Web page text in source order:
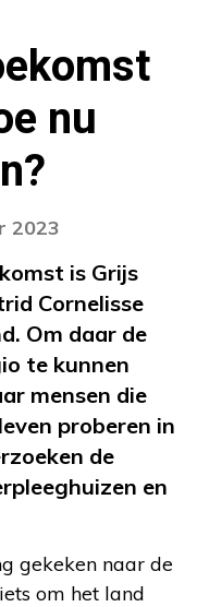
nu
2023
is Grijs
Cornelisse
Om daar de
te kunnen
mensen die
proberen in
de
en
gekeken naar de
om het land